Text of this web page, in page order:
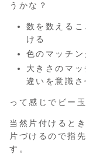
うかな？
数を数える
ける
色のマッチ
大きさのマ
違いを意識さ
って感じでビー
当然片付けると
片づけるので指
す。